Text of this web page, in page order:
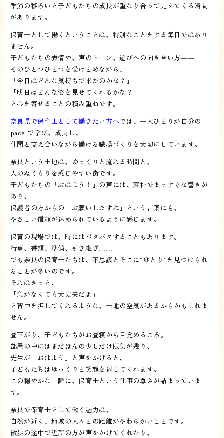
季節の移ろいと子どもたちの成長が重なり合って見えてくる瞬間
があります。
保育士として働くということは、特別なことをする毎日ではあり
ません。
子どもたちの表情や、声のトーン、遊びへの向き合い方——
そのひとつひとつを受けとめながら、
「今日はどんな気持ちで来たのかな？」
「明日はどんな姿を見せてくれるかな？」
と心を寄せることの積み重ねです。
奈良県で保育士として働きたい方へでは、一人ひとりが自分の
pace で学び、成長し、
仲間と支え合いながら働ける職場づくりを大切にしています。
奈良という土地は、ゆっくりと流れる時間と、
人のぬくもりを感じやすい街です。
子どもたちの「おはよう！」の声には、素朴でまっすぐな響きが
あり、
保護者の方からの「お願いしますね」という言葉にも、
やさしい信頼が込められているように感じます。
保育の現場では、時にはバタバタすることもあります。
行事、書類、準備、引き継ぎ……
でも奈良の保育士たちは、不思議とそこに“ゆとり”を見つけられ
ることが多いのです。
それはきっと、
「急がなくても大丈夫だよ」
と背中を押してくれるような、土地の空気があるからかもしれま
せん。
昼下がり、子どもたちがお昼寝から目覚めるころ。
部屋の中にはまだほんの少しだけ眠気が残り、
先生が「おはよう」と声をかけると、
子どもたちはゆっくりと笑顔を返してくれます。
この穏やかな一瞬に、保育士という仕事の尊さが詰まっていま
す。
奈良で保育士として働く魅力は、
自然が近く、地域の人々との距離がやわらかいことです。
散歩の途中で近所の方が声をかけてくれたり、